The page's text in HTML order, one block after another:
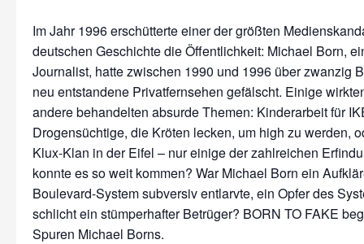
Im Jahr 1996 erschütterte einer der größten
deutschen Geschichte die Öffentlichkeit: Michael Born,
Journalist, hatte zwischen 1990 und 1996 über zwanzig
neu entstandene Privatfernsehen gefälscht. Einige
andere behandelten absurde Themen: Kinderarbeit für
Drogensüchtige, die Kröten lecken, um high zu werden,
Klux-Klan in der Eifel – nur einige der zahlreichen
konnte es so weit kommen? War Michael Born ein
Boulevard-System subversiv entlarvte, ein Opfer des
schlicht ein stümperhafter Betrüger? BORN TO FAKE
Spuren Michael Borns.